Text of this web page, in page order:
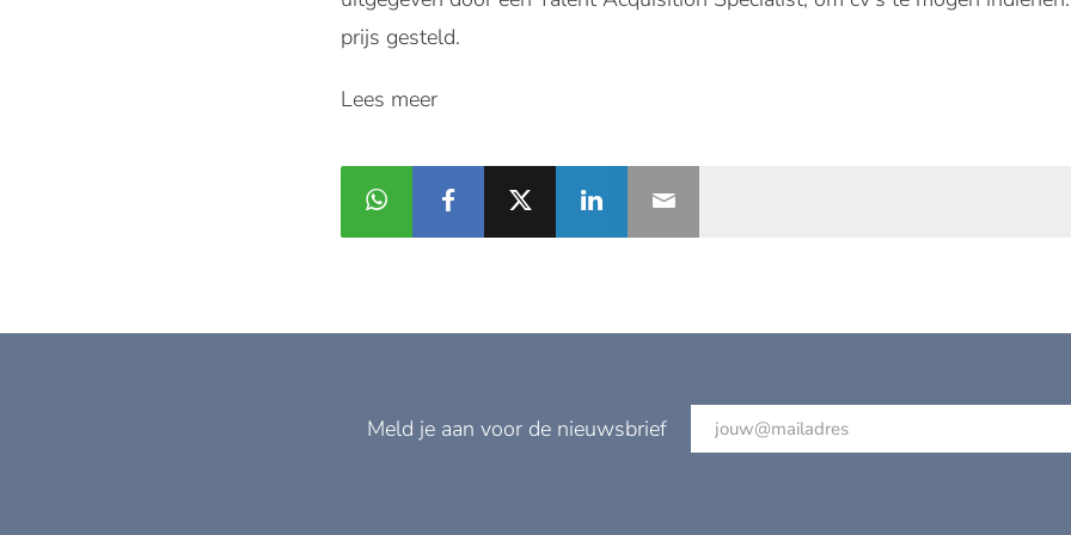
prijs gesteld.
Lees meer
Meld je aan voor de nieuwsbrief